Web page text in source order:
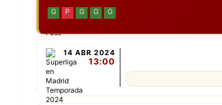
G P G G G
14 ABR 2024
13:00